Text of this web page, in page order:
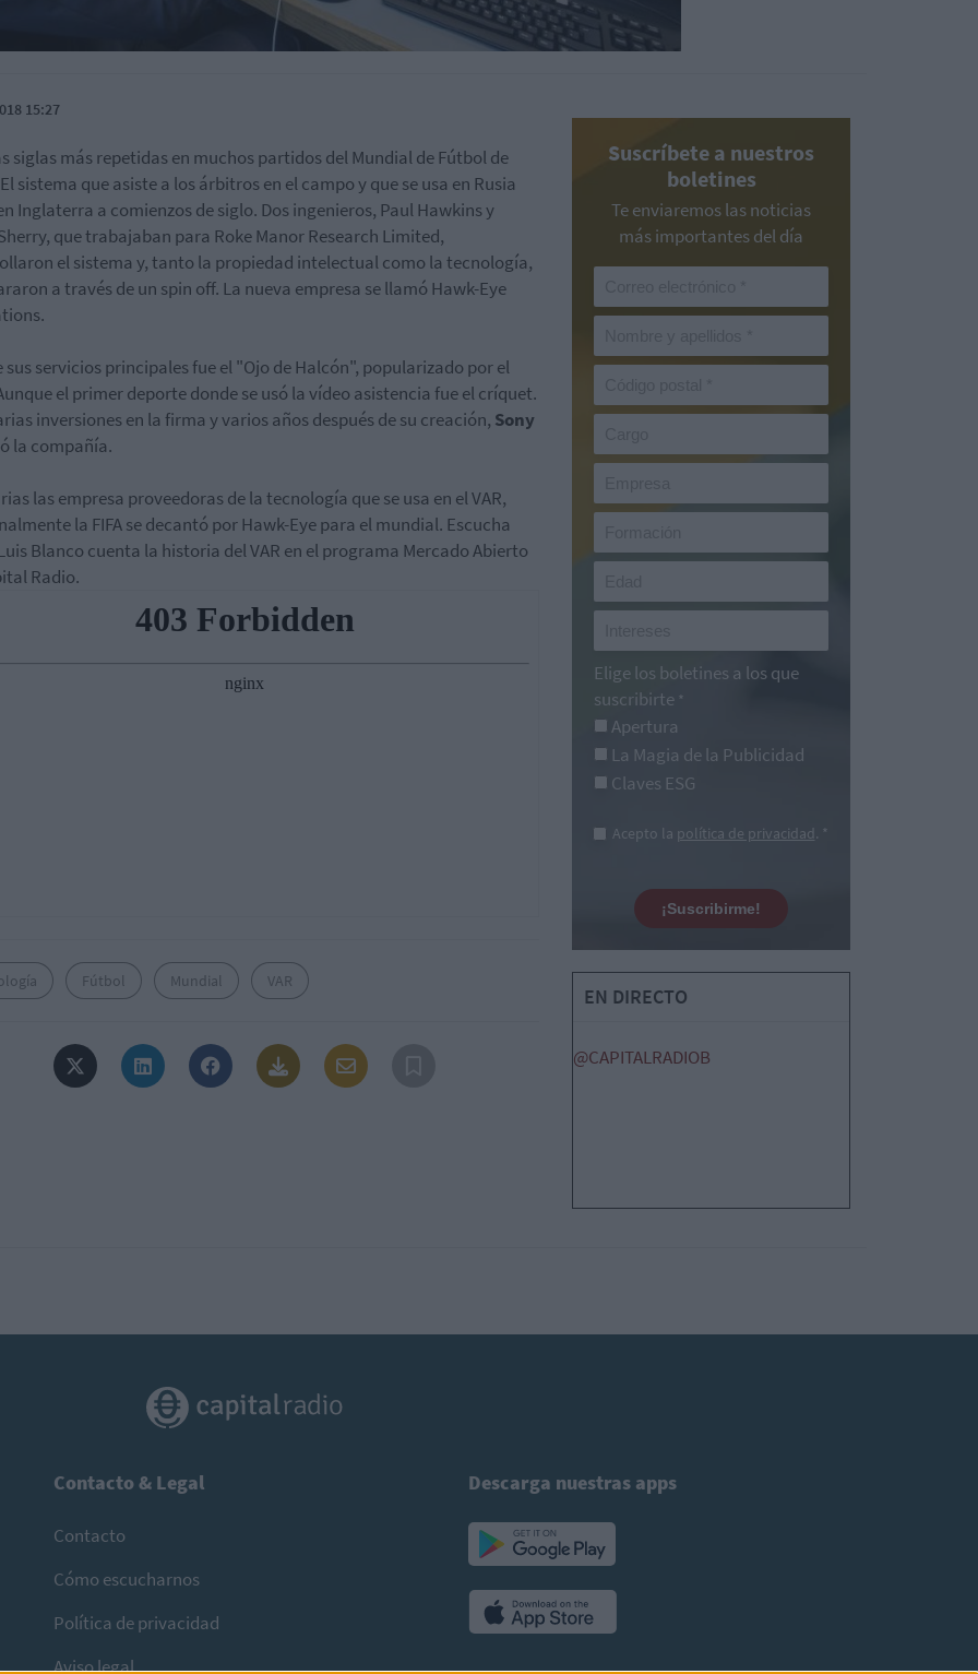
15:27
siglas más repetidas en muchos partidos del Mundial de Fútbol de
sistema que asiste a los árbitros en el campo y que se usa en Rusia
Inglaterra a comienzos de siglo. Dos ingenieros, Paul Hawkins y
que trabajaban para Roke Manor Research Limited,
el sistema y, tanto la propiedad intelectual como la tecnología,
a través de un spin off. La nueva empresa se llamó Hawk-Eye
sus servicios principales fue el "Ojo de Halcón", popularizado por el
el primer deporte donde se usó la vídeo asistencia fue el críquet.
inversiones en la firma y varios años después de su creación, Sony
la compañía.
las empresa proveedoras de la tecnología que se usa en el VAR,
la FIFA se decantó por Hawk-Eye para el mundial. Escucha
Blanco cuenta la historia del VAR en el programa Mercado Abierto
Radio.
Fútbol Mundial VAR
Suscríbete a nuestros
boletines
Te enviaremos las noticias
más importantes del día
Elige los boletines a los que
suscribirte *
Apertura
La Magia de la Publicidad
Claves ESG
Acepto la política de privacidad. *
¡Suscribirme!
EN DIRECTO
@CAPITALRADIOB
Contacto & Legal
Contacto
Cómo escucharnos
Política de privacidad
Aviso legal
Descarga nuestras apps